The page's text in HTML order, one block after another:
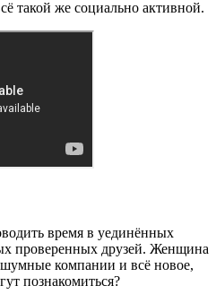
такой же социально активной.
время в уединённых
проверенных друзей. Женщина
компании и всё новое,
познакомиться?